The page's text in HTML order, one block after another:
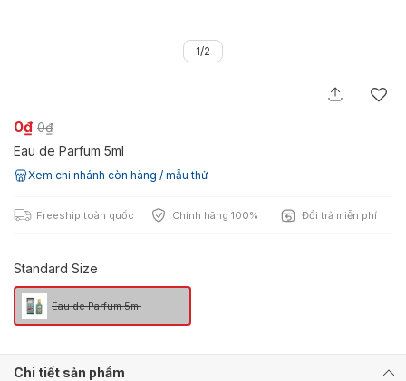
1/2
0₫ 0₫
Eau de Parfum 5ml
Xem chi nhánh còn hàng / mẫu thử
Freeship toàn quốc Chính hãng 100% Đổi trả miễn phí
Standard Size
Eau de Parfum 5ml
Chi tiết sản phẩm